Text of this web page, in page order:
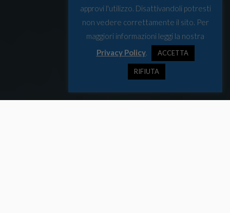
approvi l'utilizzo. Disattivandoli potresti
non vedere correttamente il sito. Per
maggiori informazioni leggi la nostra
Privacy Policy. ACCETTA
RIFIUTA